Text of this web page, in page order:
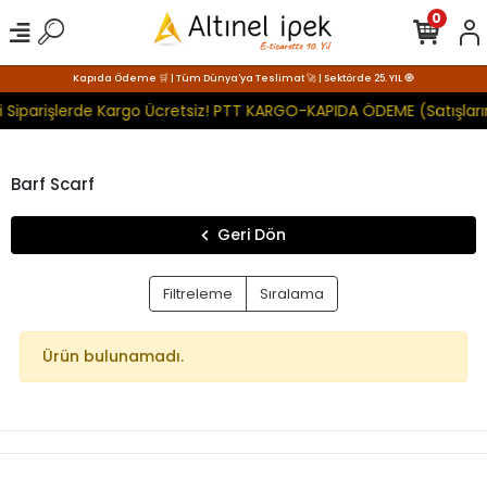
Kapıda Ödeme 🛒 | Tüm Dünya'ya Teslimat 🚀 | Sektörde 25. YIL 🧿
Kargo Ücretsiz! PTT KARGO-KAPIDA ÖDEME
0
Barf Scarf
Geri Dön
Filtreleme Sıralama
Ürün bulunamadı.